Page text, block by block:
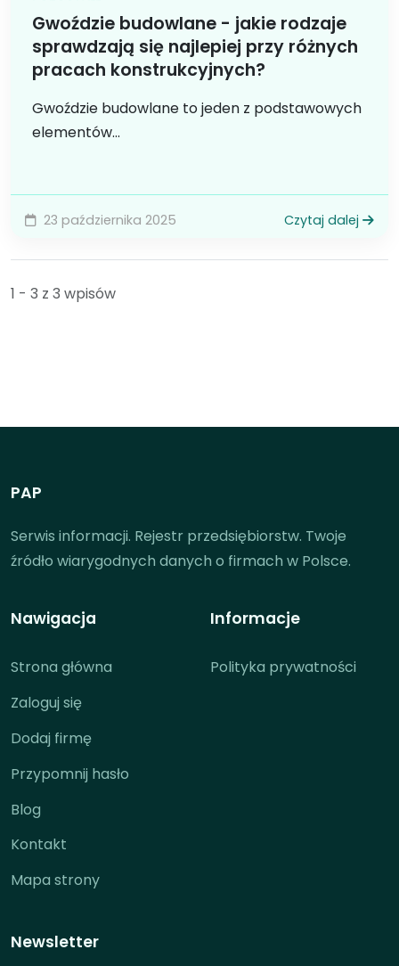
Gwoździe budowlane - jakie rodzaje
sprawdzają się najlepiej przy różnych
pracach konstrukcyjnych?
Gwoździe budowlane to jeden z podstawowych
elementów...
23 października 2025 Czytaj dalej
1 - 3 z 3 wpisów
PAP
Serwis informacji. Rejestr przedsiębiorstw. Twoje
źródło wiarygodnych danych o firmach w Polsce.
Nawigacja
Strona główna
Zaloguj się
Dodaj firmę
Przypomnij hasło
Blog
Kontakt
Mapa strony
Informacje
Polityka prywatności
Newsletter